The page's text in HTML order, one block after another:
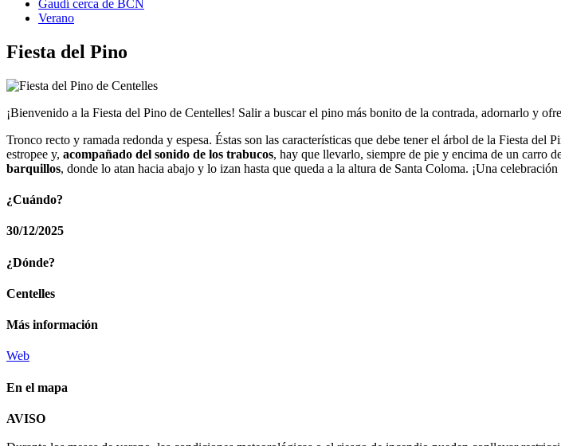
Gaudí cerca de BCN
Verano
Fiesta del Pino
¡Bienvenido a la Fiesta del Pino de Centelles! Salir a buscar el pino más bonito de la contrada, adornarlo y
Tronco recto y ramada redonda y espesa. Éstas son las características que debe tener el árbol de la Fiesta del
estropee y, acompañado del sonido de los trabucos, hay que llevarlo, siempre de pie y encima de un carro
barquillos, donde lo atan hacia abajo y lo izan hasta que queda a la altura de Santa Coloma. ¡Una
¿Cuándo?
30/12/2025
¿Dónde?
Centelles
Más información
Web
En el mapa
AVISO